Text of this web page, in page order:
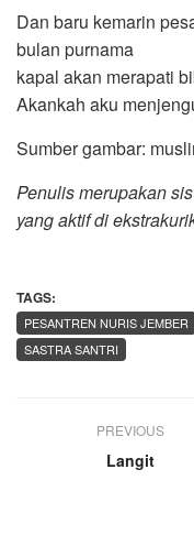
Dan baru kemarin
bulan purnama
kapal akan merapati
Akankah aku
Sumber gambar:
Penulis merupakan
yang aktif di
TAGS:
PESANTREN NURIS JEMBER
SASTRA SANTRI
PREVIOUS
Langit